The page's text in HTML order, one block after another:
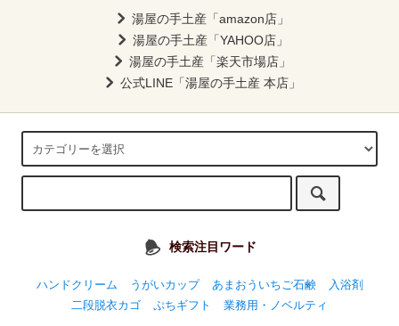
湯屋の手土産「amazon店」
湯屋の手土産「YAHOO店」
湯屋の手土産「楽天市場店」
公式LINE「湯屋の手土産 本店」
検索注目ワード
ハンドクリーム うがいカップ あまおういちご石鹸
入浴剤
二段脱衣カゴ
ぷちギフト 業務用・ノベルティ